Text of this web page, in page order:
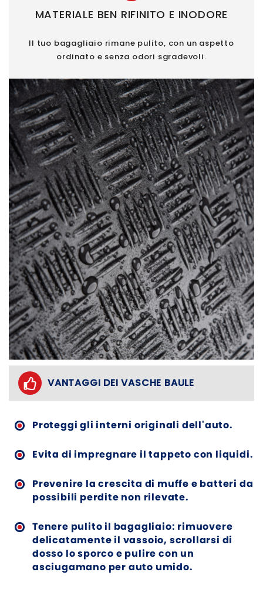
MATERIALE BEN RIFINITO E INODORE
Il tuo bagagliaio rimane pulito, con un aspetto
ordinato e senza odori sgradevoli.
VANTAGGI DEI VASCHE BAULE
Proteggi gli interni originali dell'auto.
Evita di impregnare il tappeto con liquidi.
Prevenire la crescita di muffe e batteri da
possibili perdite non rilevate.
Tenere pulito il bagagliaio: rimuovere
delicatamente il vassoio, scrollarsi di
dosso lo sporco e pulire con un
asciugamano per auto umido.